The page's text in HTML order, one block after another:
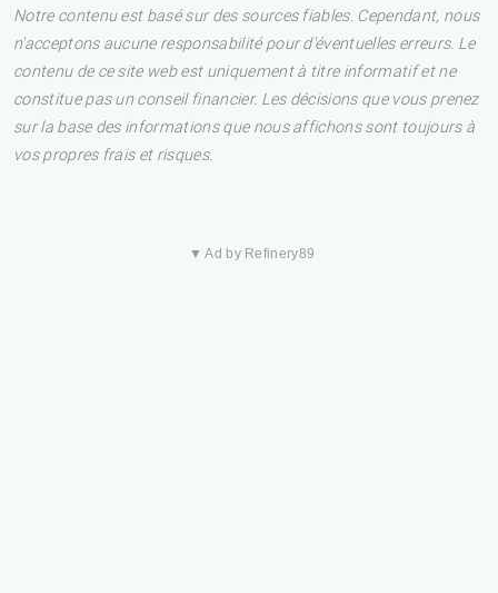
Notre contenu est basé sur des sources fiables. Cependant, nous
n'acceptons aucune responsabilité pour d'éventuelles erreurs. Le
contenu de ce site web est uniquement à titre informatif et ne
constitue pas un conseil financier. Les décisions que vous prenez
sur la base des informations que nous affichons sont toujours à
vos propres frais et risques.
▼ Ad by Refinery89